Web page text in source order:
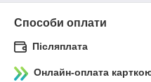
Способи оплати
Післяплата
Онлайн-оплата